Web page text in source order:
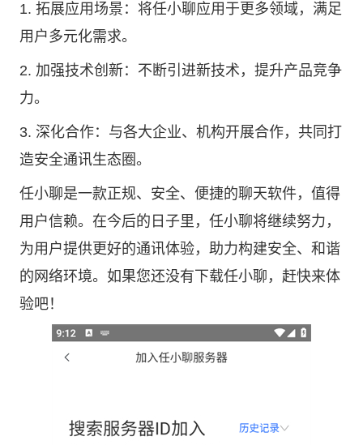
1. 拓展应用场景：将任小聊应用于更多领域，满足
用户多元化需求。
2. 加强技术创新：不断引进新技术，提升产品竞争
力。
3. 深化合作：与各大企业、机构开展合作，共同打
造安全通讯生态圈。
任小聊是一款正规、安全、便捷的聊天软件，值得
用户信赖。在今后的日子里，任小聊将继续努力，
为用户提供更好的通讯体验，助力构建安全、和谐
的网络环境。如果您还没有下载任小聊，赶快来体
验吧！